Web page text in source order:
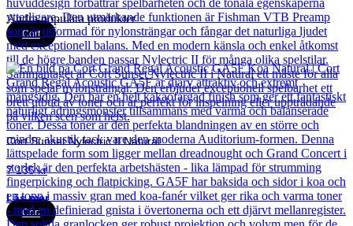
Andra populära produkter
Cort
Cort Sunset Nylectric II Natural
7 135kr
Läs mer
Cort